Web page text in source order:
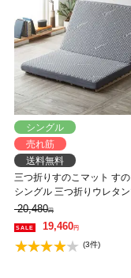
シングル
売れ筋
送料無料
三つ折りすのこマット す
シングル 三つ折りウレタ
ス付き 木製 桐 二分割可能
ホルムアルデヒド 布団が干
20,480円
19,460円
(3件)